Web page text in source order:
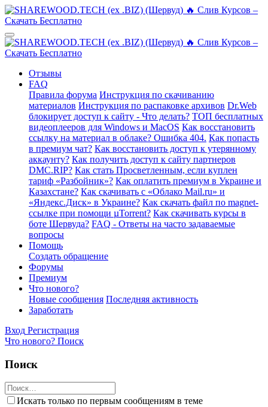
Отзывы
FAQ
Правила форума Инструкция по скачиванию
материалов Инструкция по распаковке архивов Dr.Web
блокирует доступ к сайту - Что делать? ТОП бесплатных
видеоплееров для Windows и MacOS Как восстановить
ссылку на материал в облаке? Ошибка 404. Как попасть
в премиум чат? Как восстановить доступ к утерянному
аккаунту? Как получить доступ к сайту партнеров
DMC.RIP? Как стать Просветленным, если куплен
тариф «Разбойник»? Как оплатить премиум в Украине и
Казахстане? Как скачивать с «Облако Mail.ru» и
«Яндекс.Диск» в Украине? Как скачать файл по magnet-
ссылке при помощи µTorrent? Как скачивать курсы в
боте Шервуда? FAQ - Ответы на часто задаваемые
вопросы
Помощь
Создать обращение
Форумы
Премиум
Что нового?
Новые сообщения Последняя активность
Заработать
Вход Регистрация
Что нового? Поиск
Поиск
Искать только по первым сообщениям в теме